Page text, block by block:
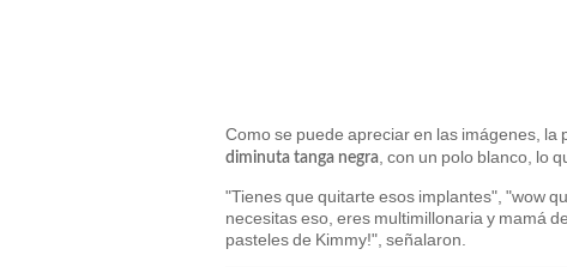
Como se puede apreciar en las imágenes, la
diminuta tanga negra , con un polo blanco, lo
"Tienes que quitarte esos implantes", "wow
necesitas eso, eres multimillonaria y mamá
pasteles de Kimmy!", señalaron.